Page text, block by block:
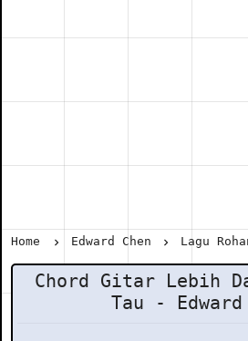
Home Edward Chen Lagu
Chord Gitar Lebih
Tau - Edward